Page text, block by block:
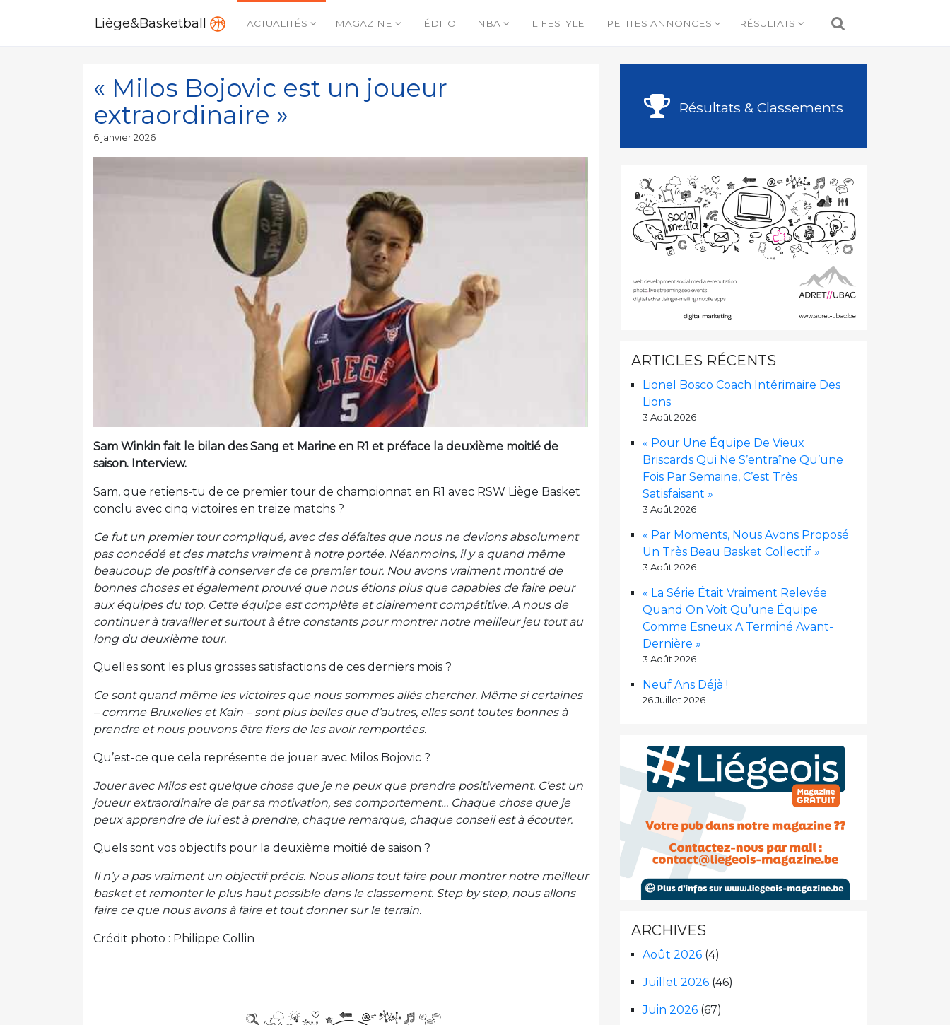
Liège&Basketball ACTUALITÉS MAGAZINE ÉDITO NBA LIFESTYLE PETITES ANNONCES RÉSULTATS
« Milos Bojovic est un joueur
extraordinaire »
Publié
6 janvier 2026
Sam Winkin fait le bilan des Sang et Marine en R1 et préface la deuxième moitié de
saison. Interview.
Sam, que retiens-tu de ce premier tour de championnat en R1 avec RSW Liège Basket
conclu avec cinq victoires en treize matchs ?
Ce fut un premier tour compliqué, avec des défaites que nous ne devions absolument
pas concédé et des matchs vraiment à notre portée. Néanmoins, il y a quand même
beaucoup de positif à conserver de ce premier tour. Nou avons vraiment montré de
bonnes choses et également prouvé que nous étions plus que capables de faire peur
aux équipes du top. Cette équipe est complète et clairement compétitive. A nous de
continuer à travailler et surtout à être constants pour montrer notre meilleur jeu tout au
long du deuxième tour.
Quelles sont les plus grosses satisfactions de ces derniers mois ?
Ce sont quand même les victoires que nous sommes allés chercher. Même si certaines
– comme Bruxelles et Kain – sont plus belles que d’autres, elles sont toutes bonnes à
prendre et nous pouvons être fiers de les avoir remportées.
Qu’est-ce que cela représente de jouer avec Milos Bojovic ?
Jouer avec Milos est quelque chose que je ne peux que prendre positivement. C’est un
joueur extraordinaire de par sa motivation, ses comportement… Chaque chose que je
peux apprendre de lui est à prendre, chaque remarque, chaque conseil est à écouter.
Quels sont vos objectifs pour la deuxième moitié de saison ?
Il n’y a pas vraiment un objectif précis. Nous allons tout faire pour montrer notre meilleur
basket et remonter le plus haut possible dans le classement. Step by step, nous allons
faire ce que nous avons à faire et tout donner sur le terrain.
Crédit photo : Philippe Collin
Résultats & Classements
ARTICLES RÉCENTS
Lionel Bosco Coach Intérimaire Des
Lions
3 Août 2026
« Pour Une Équipe De Vieux
Briscards Qui Ne S’entraîne Qu’une
Fois Par Semaine, C’est Très
Satisfaisant »
3 Août 2026
« Par Moments, Nous Avons Proposé
Un Très Beau Basket Collectif »
3 Août 2026
« La Série Était Vraiment Relevée
Quand On Voit Qu’une Équipe
Comme Esneux A Terminé Avant-
Dernière »
3 Août 2026
Neuf Ans Déjà !
26 Juillet 2026
ARCHIVES
Août 2026 (4)
Juillet 2026 (46)
Juin 2026 (67)